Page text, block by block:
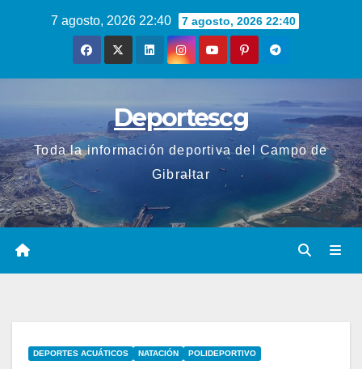
7 agosto, 2026 22:40 7 agosto, 2026 22:40
Deportescg
Toda la información deportiva del Campo de
Gibraltar
DEPORTES ACUÁTICOS NATACIÓN POLIDEPORTIVO